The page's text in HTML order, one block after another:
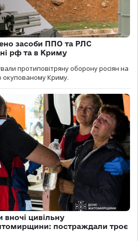
засоби ППО та РЛС
рф та в Криму
протиповітряну оборону росіян на
окупованому Криму.
вночі цивільну
постраждали троє